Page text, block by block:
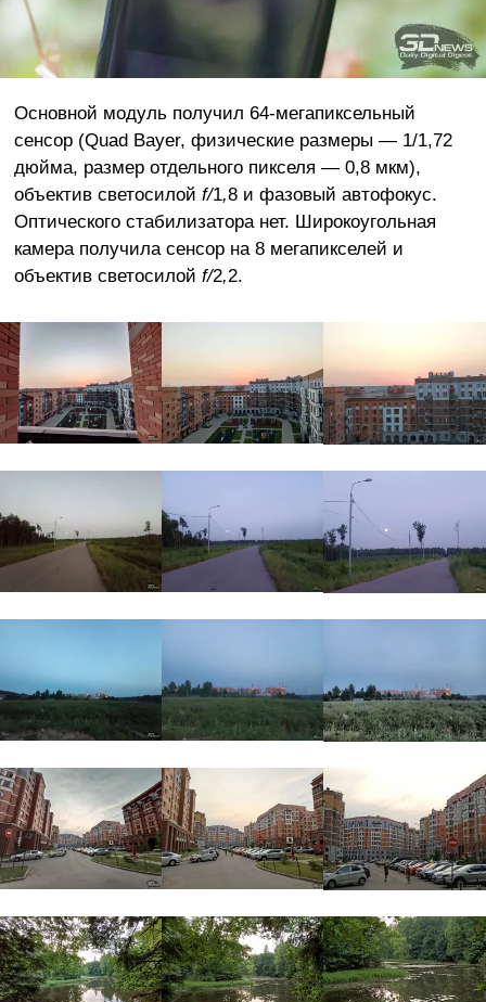
Основной модуль получил 64-мегапиксельный
сенсор (Quad Bayer, физические размеры — 1/1,72
дюйма, размер отдельного пикселя — 0,8 мкм),
объектив светосилой f/1,8 и фазовый автофокус.
Оптического стабилизатора нет. Широкоугольная
камера получила сенсор на 8 мегапикселей и
объектив светосилой f/2,2.